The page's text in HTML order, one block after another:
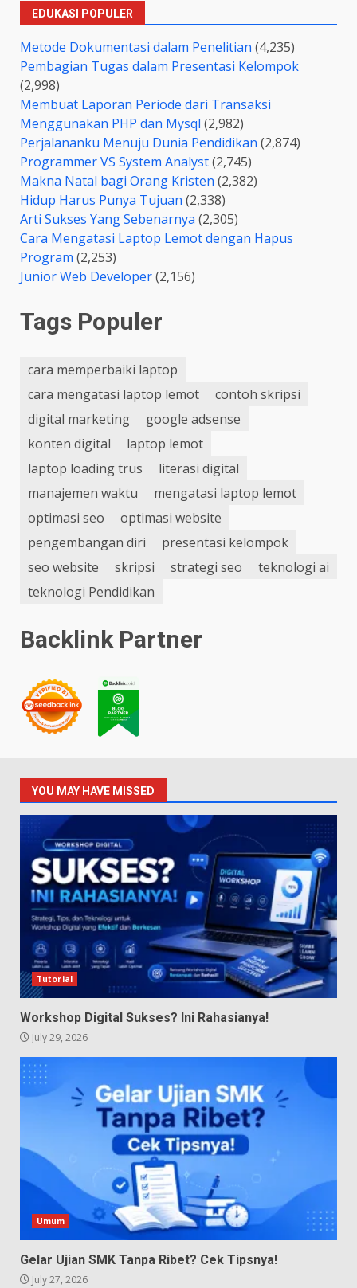
EDUKASI POPULER
Metode Dokumentasi dalam Penelitian (4,235)
Pembagian Tugas dalam Presentasi Kelompok
(2,998)
Membuat Laporan Periode dari Transaksi
Menggunakan PHP dan Mysql (2,982)
Perjalananku Menuju Dunia Pendidikan (2,874)
Programmer VS System Analyst(2,745)
Makna Natal bagi Orang Kristen (2,382)
Hidup Harus Punya Tujuan (2,338)
Arti Sukses Yang Sebenarnya (2,305)
Cara Mengatasi Laptop Lemot dengan Hapus
Program (2,253)
Junior Web Developer(2,156)
Tags Populer
cara memperbaiki laptop
cara mengatasi laptop lemot
contoh skripsi
digital marketing
google adsense
konten digital
laptop lemot
laptop loading trus
literasi digital
manajemen waktu
mengatasi laptop lemot
optimasi seo
optimasi website
pengembangan diri
presentasi kelompok
seo website
skripsi strategi seo
teknologi ai
teknologi Pendidikan
Backlink Partner
YOU MAY HAVE MISSED
Tutorial
Workshop Digital Sukses? Ini Rahasianya!
July 29, 2026
Umum
Gelar Ujian SMK Tanpa Ribet? Cek Tipsnya!
July 27, 2026